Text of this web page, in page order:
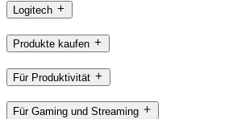
Logitech
Produkte kaufen
Für Produktivität
Für Gaming und Streaming